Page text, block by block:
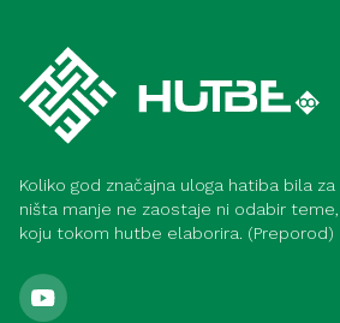
Koliko god značajna uloga hatiba bila
ništa manje ne zaostaje ni odabir
koju tokom hutbe elaborira. (Preporod)